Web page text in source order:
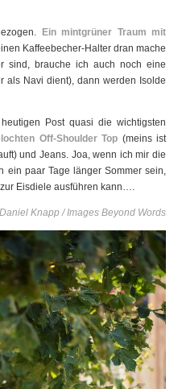
Ein mintgrüner Traum mit
Kaffeebecher-Halter dran mache
sind, brauche ich auch noch eine
als Navi dient), dann werden Isolde
Post quasi die wichtigsten
Off-Shoulder Top (meins ist
und Jeans. Joa, wenn ich mir die
ein paar Tage länger Sommer sein,
Eisdiele ausführen kann….
Daniel Knapp / Images Beyond Words